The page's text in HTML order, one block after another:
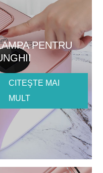
PENTRU
CITEŞTE MAI
MULT